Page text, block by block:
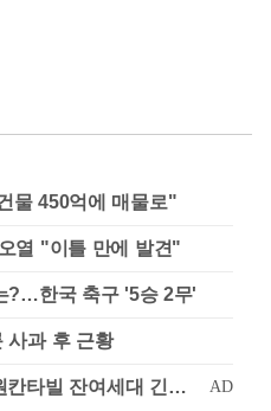
물 450억에 매물로"
열 "이틀 만에 발견"
?…한국 축구 '5승 2무'
사과 후 근황